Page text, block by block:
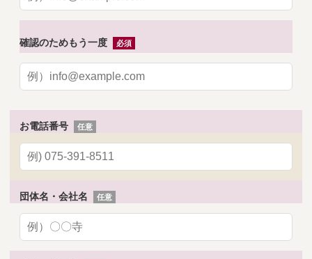
確認のためもう一度
お電話番号
団体名・会社名